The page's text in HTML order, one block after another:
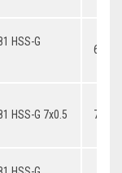
HSS-G
HSS-G 7x0.5 7x0.5